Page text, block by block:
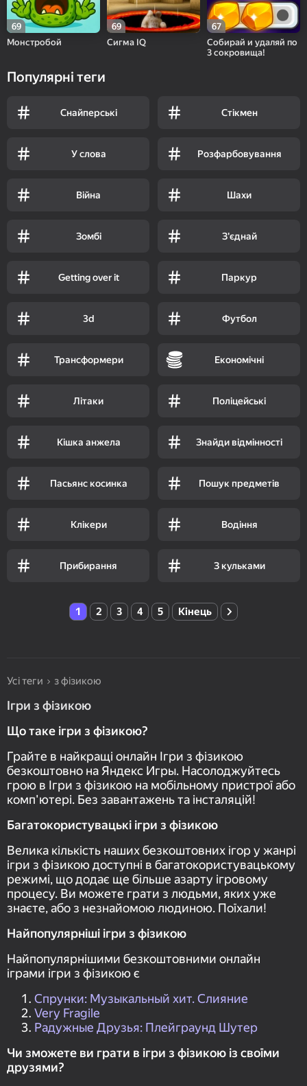
69
Монстробой
69
Сигма IQ
67
Собирай и удаляй по
3 сокровища!
Популярні теги
Снайперські Стікмен
У слова Розфарбовування
Війна Шахи
Зомбі З'єднай
Getting over it Паркур
3d Футбол
Трансформери Економічні
Літаки Поліцейські
Кішка анжела Знайди відмінності
Пасьянс косинка Пошук предметів
Клікери Водіння
Прибирання З кульками
1 2 3 4 5 Кінець
Усі теги з фізикою
Ігри з фізикою
Що таке ігри з фізикою?
Грайте в найкращі онлайн Ігри з фізикою
безкоштовно на Яндекс Игры. Насолоджуйтесь
грою в Ігри з фізикою на мобільному пристрої або
комп'ютері. Без завантажень та інсталяцій!
Багатокористувацькі ігри з фізикою
Велика кількість наших безкоштовних ігор у жанрі
ігри з фізикою доступні в багатокористувацькому
режимі, що додає ще більше азарту ігровому
процесу. Ви можете грати з людьми, яких уже
знаєте, або з незнайомою людиною. Поїхали!
Найпопулярніші ігри з фізикою
Найпопулярнішими безкоштовними онлайн
іграми ігри з фізикою є
Спрунки: Музыкальный хит. Слияние
Very Fragile
Радужные Друзья: Плейграунд Шутер
Чи зможете ви грати в ігри з фізикою із своїми
друзями?